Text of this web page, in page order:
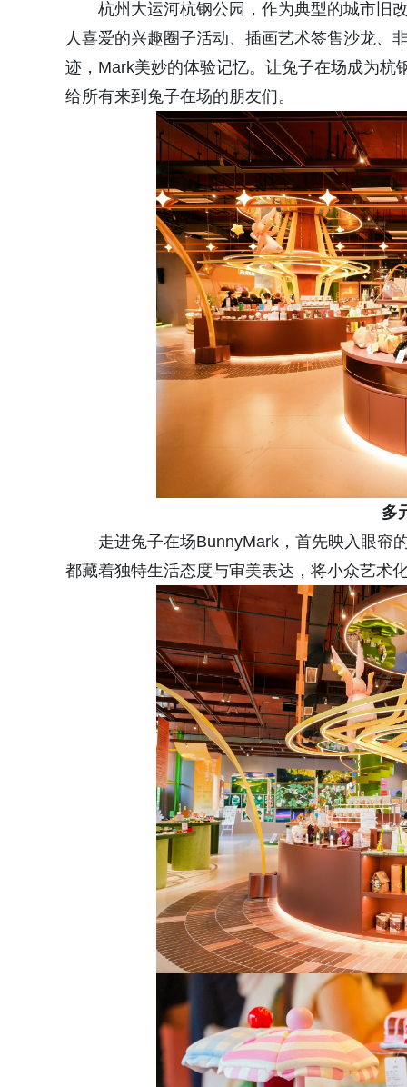
杭州大运河杭钢公园，作为典型的城市旧
人喜爱的兴趣圈子活动、插画艺术签售沙龙、
迹，Mark美妙的体验记忆。让兔子在场成为
给所有来到兔子在场的朋友们。
多
走进兔子在场BunnyMark，首先映入眼帘
都藏着独特生活态度与审美表达，将小众艺术